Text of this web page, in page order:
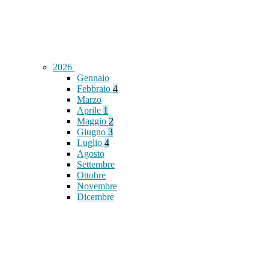
2026
Gennaio
Febbraio 4
Marzo
Aprile 1
Maggio 2
Giugno 3
Luglio 4
Agosto
Settembre
Ottobre
Novembre
Dicembre